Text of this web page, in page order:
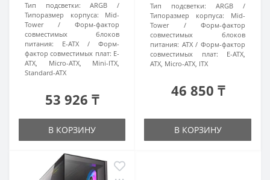
Тип подсветки:
ARGB
Типоразмер корпуса:
Mid-
Tower
Форм-фактор
совместимых блоков
питания:
E-ATX
Форм-
фактор совместимых плат: E-
ATX, Micro-ATX, Mini-ITX,
Standard-ATX
53 926 ₸
В КОРЗИНУ
Тип подсветки:
ARGB
Типоразмер корпуса:
Mid-
Tower
Форм-фактор
совместимых блоков
питания: ATX
Форм-фактор
совместимых плат:
E-ATX,
ATX, Micro-ATX, ITX
46 850 ₸
В КОРЗИНУ